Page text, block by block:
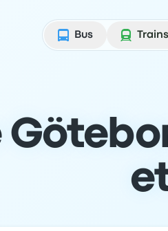
Bus
Trains